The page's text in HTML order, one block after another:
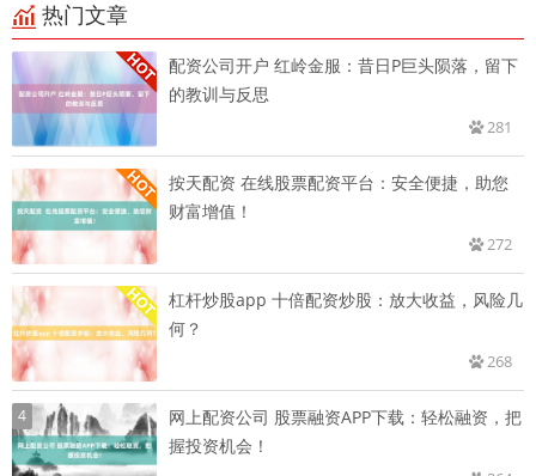
热门文章
配资公司开户 红岭金服：昔日P巨头陨落，留下
的教训与反思
281
按天配资 在线股票配资平台：安全便捷，助您
财富增值！
272
杠杆炒股app 十倍配资炒股：放大收益，风险几
何？
268
4
网上配资公司 股票融资APP下载：轻松融资，把
握投资机会！